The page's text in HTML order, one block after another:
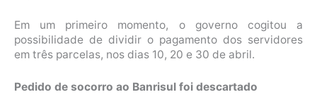
Em um primeiro momento, o governo cogitou a
possibilidade de dividir o pagamento dos servidores
em três parcelas, nos dias 10, 20 e 30 de abril.
Pedido de socorro ao Banrisul foi descartado